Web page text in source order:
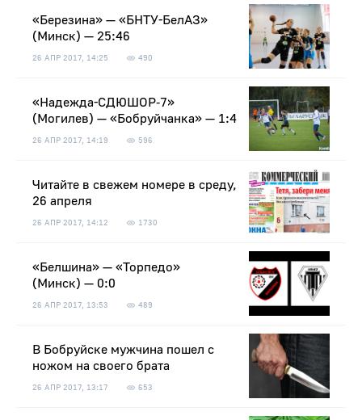
«Березина» — «БНТУ-БелАЗ»
(Минск) — 25:46
26 АПР 2017, 14:25 490
«Надежда-СДЮШОР‑7»
(Могилев) — «Бобруйчанка» — 1:4
26 АПР 2017, 14:19 596
Читайте в свежем номере в среду,
26 апреля
26 АПР 2017, 14:12 1730
«Белшина» — «Торпедо»
(Минск) — 0:0
26 АПР 2017, 13:53 489
В Бобруйске мужчина пошел с
ножом на своего брата
26 АПР 2017, 13:17 653